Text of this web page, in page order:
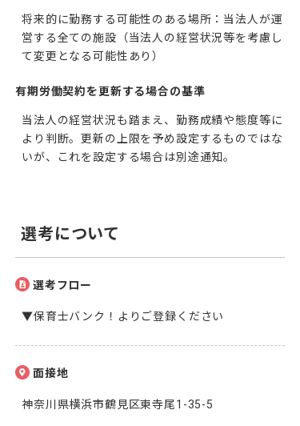
将来的に勤務する可能性のある場所：当法人が運
営する全ての施設（当法人の経営状況等を考慮し
て変更となる可能性あり）
有期労働契約を更新する場合の基準
当法人の経営状況も踏まえ、勤務成績や態度等に
より判断。更新の上限を予め設定するものではな
いが、これを設定する場合は別途通知。
選考について
選考フロー
▼保育士バンク！よりご登録ください
面接地
神奈川県横浜市鶴見区東寺尾1-35-5